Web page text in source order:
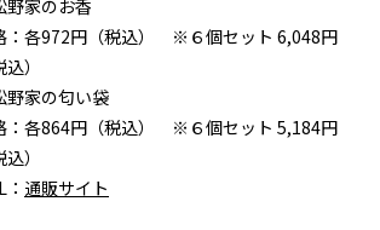
家のお香
：各972円（税込） ※６個セット 6,048円
込）
家の匂い袋
：各864円（税込） ※６個セット 5,184円
込）
通販サイト